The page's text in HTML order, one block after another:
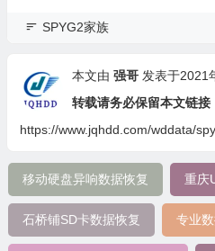
SPYG2家族
本文由 强哥 发表于2021
转载请务必保留本文链接
https://www.jqhdd.com/wddata/
移动硬盘异响数据恢复 重庆
石桥铺SD卡数据恢复 专业